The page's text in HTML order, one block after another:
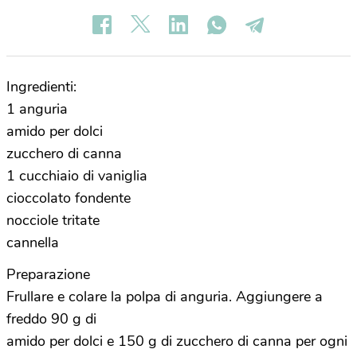
Ingredienti:
1 anguria
amido per dolci
zucchero di canna
1 cucchiaio di vaniglia
cioccolato fondente
nocciole tritate
cannella
Preparazione
Frullare e colare la polpa di anguria. Aggiungere a
freddo 90 g di
amido per dolci e 150 g di zucchero di canna per ogni